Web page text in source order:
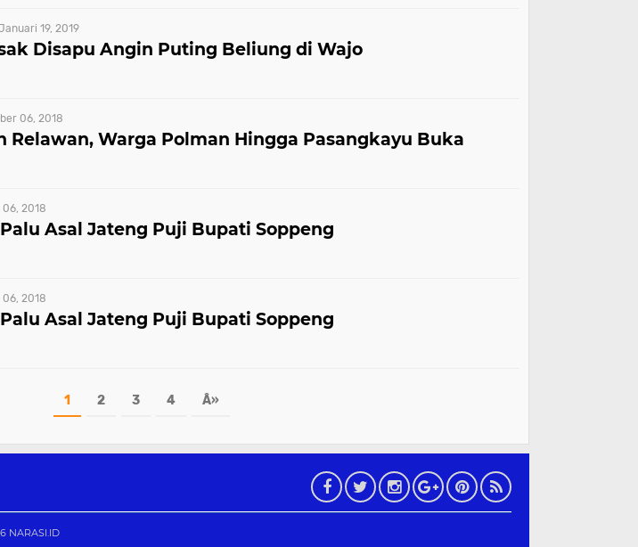
19, 2019
Disapu Angin Puting Beliung di Wajo
06, 2018
Relawan, Warga Polman Hingga Pasangkayu Buka
2018
Asal Jateng Puji Bupati Soppeng
2018
Asal Jateng Puji Bupati Soppeng
1 2 3 4 Â»
NARASI.ID